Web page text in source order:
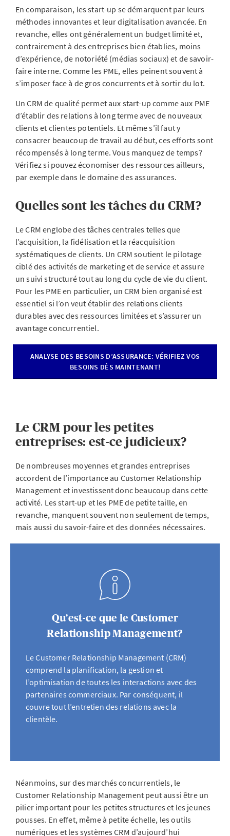
En comparaison, les start-up se démarquent par leurs
méthodes innovantes et leur digitalisation avancée. En
revanche, elles ont généralement un budget limité et,
contrairement à des entreprises bien établies, moins
d’expérience, de notoriété (médias sociaux) et de savoir-
faire interne. Comme les PME, elles peinent souvent à
s’imposer face à de gros concurrents et à sortir du lot.
Un CRM de qualité permet aux start-up comme aux PME
d’établir des relations à long terme avec de nouveaux
clients et clientes potentiels. Et même s’il faut y
consacrer beaucoup de travail au début, ces efforts sont
récompensés à long terme. Vous manquez de temps?
Vérifiez si pouvez économiser des ressources ailleurs,
par exemple dans le domaine des assurances.
Quelles sont les tâches du CRM?
Le CRM englobe des tâches centrales telles que
l’acquisition, la fidélisation et la réacquisition
systématiques de clients. Un CRM soutient le pilotage
ciblé des activités de marketing et de service et assure
un suivi structuré tout au long du cycle de vie du client.
Pour les PME en particulier, un CRM bien organisé est
essentiel si l’on veut établir des relations clients
durables avec des ressources limitées et s’assurer un
avantage concurrentiel.
ANALYSE DES BESOINS D’ASSURANCE: VÉRIFIEZ VOS
BESOINS DÈS MAINTENANT!
Le CRM pour les petites
entreprises: est-ce judicieux?
De nombreuses moyennes et grandes entreprises
accordent de l’importance au Customer Relationship
Management et investissent donc beaucoup dans cette
activité. Les start-up et les PME de petite taille, en
revanche, manquent souvent non seulement de temps,
mais aussi du savoir-faire et des données nécessaires.
Qu’est-ce que le Customer
Relationship Management?
Le Customer Relationship Management (CRM)
comprend la planification, la gestion et
l’optimisation de toutes les interactions avec des
partenaires commerciaux. Par conséquent, il
couvre tout l’entretien des relations avec la
clientèle.
Néanmoins, sur des marchés concurrentiels, le
Customer Relationship Management peut aussi être un
pilier important pour les petites structures et les jeunes
pousses. En effet, même à petite échelle, les outils
numériques et les systèmes CRM d’aujourd’hui